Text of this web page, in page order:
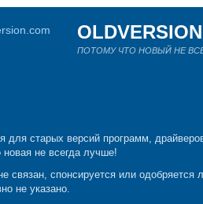
ПОТОМУ ЧТО НОВЫЙ НЕ
для старых версий программ,
не всегда лучше!
связан, спонсируется или одобряется
не указано.